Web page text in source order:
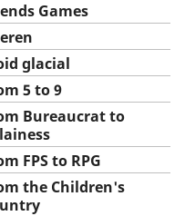
Games
glacial
5 to 9
Bureaucrat to
FPS to RPG
the Children's